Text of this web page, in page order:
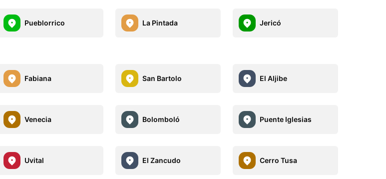
Pueblorrico La Pintada Jericó
Fabiana San Bartolo El Aljibe
Venecia Bolomboló Puente Iglesias
Uvital El Zancudo Cerro Tusa